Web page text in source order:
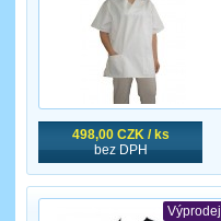
498,00 CZK / ks
bez DPH
Výprodej